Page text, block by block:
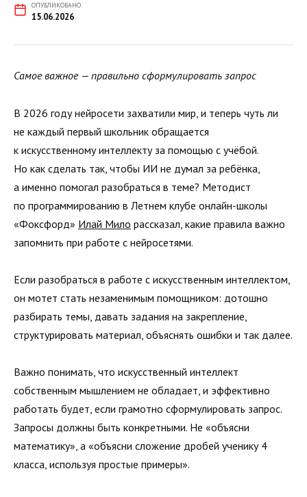
ОПУБЛИКОВАНО
15.06.2026
Самое важное — правильно сформулировать запрос
В 2026 году нейросети захватили мир, и теперь чуть ли
не каждый первый школьник обращается
к искусственному интеллекту за помощью с учёбой.
Но как сделать так, чтобы ИИ не думал за ребёнка,
а именно помогал разобраться в теме? Методист
по программированию в Летнем клубе онлайн-школы
«Фоксфорд» Илай Мило рассказал, какие правила важно
запомнить при работе с нейросетями.
Если разобраться в работе с искусственным интеллектом,
он мотет стать незаменимым помощником: дотошно
разбирать темы, давать задания на закрепление,
структурировать материал, объяснять ошибки и так далее.
Важно понимать, что искусственный интеллект
собственным мышлением не обладает, и эффективно
работать будет, если грамотно сформулировать запрос.
Запросы должны быть конкретными. Не «объясни
математику», а «объясни сложение дробей ученику 4
класса, используя простые примеры».